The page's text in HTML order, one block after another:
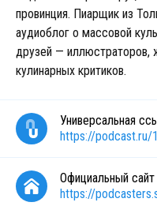
провинция. Пиарщик из
аудиоблог о массовой
друзей — иллюстраторов,
кулинарных критиков.
Универсальная
https://podcast.ru/
Официальный сайт
https://